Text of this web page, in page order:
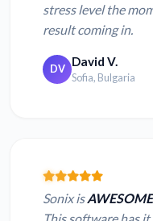
stress level the
result coming in.
DV David V.
Sofia, Bulgaria
Sonix is